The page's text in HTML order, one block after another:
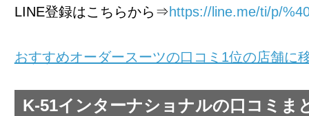
LINE登録はこちらから⇒ https://line.me/ti/p/
おすすめオーダースーツの口コミ1位の店舗に
K-51インターナショナルの口コミま